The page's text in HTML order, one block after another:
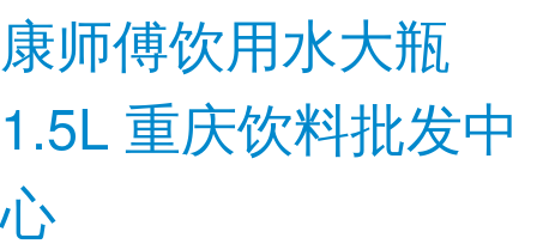
康师傅饮用水大瓶
1.5L 重庆饮料批发中
心